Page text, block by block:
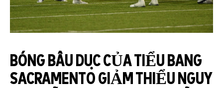
BÓNG BẦU DỤC CỦA TIỂU BANG
SACRAMENTO GIẢM THIỂU NGUY